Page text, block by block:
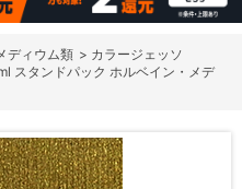
ディウム類 > カラージェッソ
スタンドパック ホルベイン・メデ